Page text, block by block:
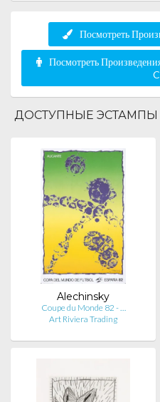
Посмотреть
Посмотреть
ДОСТУПНЫЕ ЭСТАМПЫ
Alechinsky
Coupe du Monde 82 - …
Art Riviera Trading